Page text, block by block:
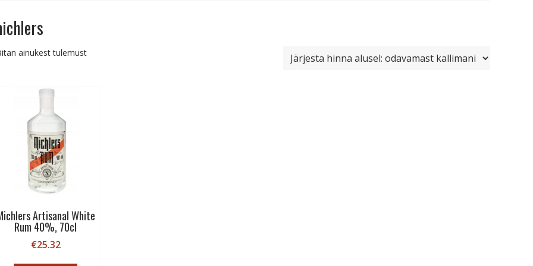
ainukest tulemust
Artisanal White
Rum 40%, 70cl
€25.32